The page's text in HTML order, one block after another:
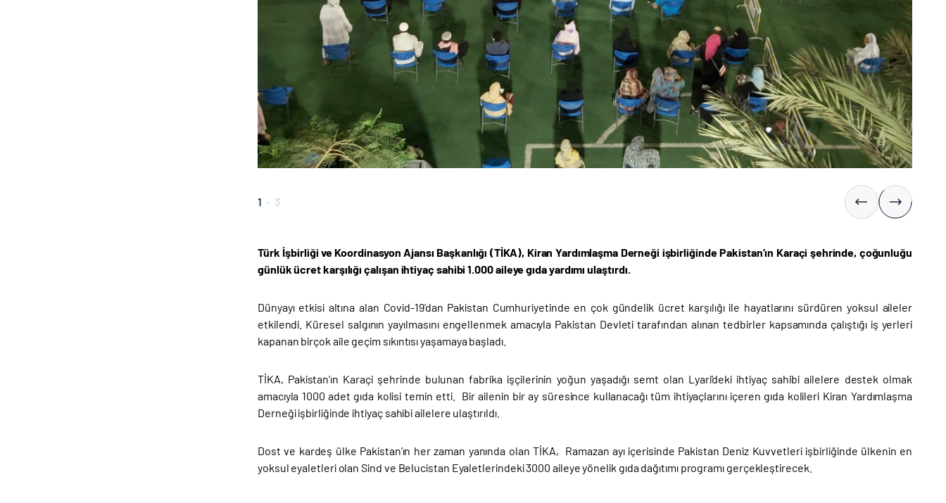
1 - 3
Türk İşbirliği ve Koordinasyon Ajansı Başkanlığı (TİKA), Kiran Yardımlaşma Derneği işbirliğinde Pakistan’ın Karaçi şehrinde, çoğunluğu
günlük ücret karşılığı çalışan ihtiyaç sahibi 1.000 aileye gıda yardımı ulaştırdı.
Dünyayı etkisi altına alan Covid-19’dan Pakistan Cumhuriyetinde en çok gündelik ücret karşılığı ile hayatlarını sürdüren yoksul aileler
etkilendi. Küresel salgının yayılmasını engellenmek amacıyla Pakistan Devleti tarafından alınan tedbirler kapsamında çalıştığı iş yerleri
kapanan birçok aile geçim sıkıntısı yaşamaya başladı.
TİKA, Pakistan’ın Karaçi şehrinde bulunan fabrika işçilerinin yoğun yaşadığı semt olan Lyari’deki ihtiyaç sahibi ailelere destek olmak
amacıyla 1000 adet gıda kolisi temin etti. Bir ailenin bir ay süresince kullanacağı tüm ihtiyaçlarını içeren gıda kolileri Kiran Yardımlaşma
Derneği işbirliğinde ihtiyaç sahibi ailelere ulaştırıldı.
Dost ve kardeş ülke Pakistan’ın her zaman yanında olan TİKA, Ramazan ayı içerisinde Pakistan Deniz Kuvvetleri işbirliğinde ülkenin en
yoksul eyaletleri olan Sind ve Belucistan Eyaletlerindeki 3000 aileye yönelik gıda dağıtımı programı gerçekleştirecek.